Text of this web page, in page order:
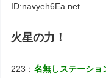
ID:navyeh6Ea.net
火星の力！
223：名無しステーショ